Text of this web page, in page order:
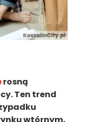
rosną
Ten trend